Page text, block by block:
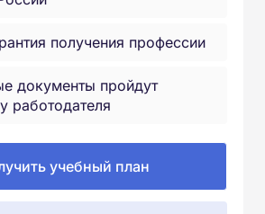
получения профессии
документы пройдут
работодателя
учебный план